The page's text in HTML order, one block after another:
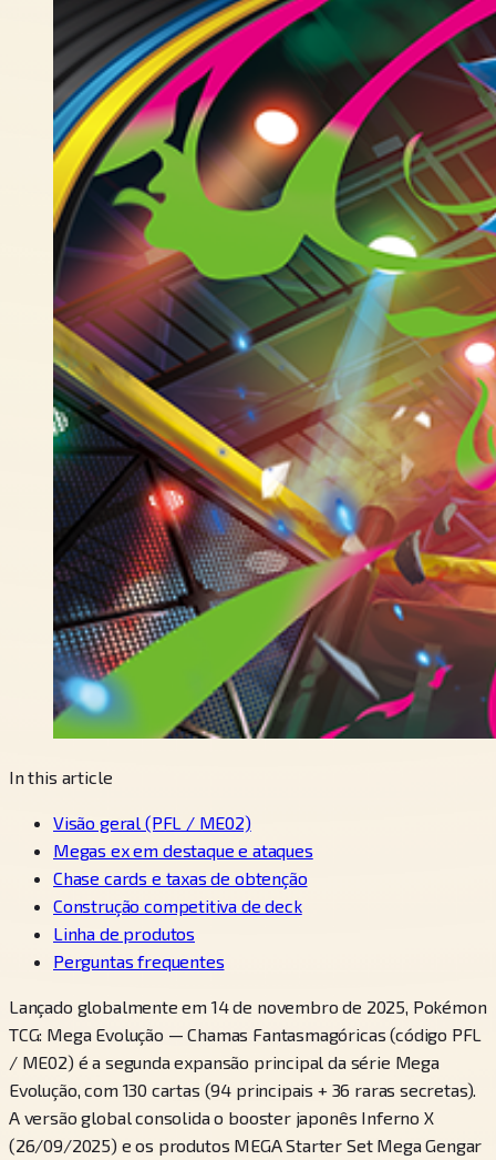
In this article
Visão geral (PFL / ME02)
Megas ex em destaque e ataques
Chase cards e taxas de obtenção
Construção competitiva de deck
Linha de produtos
Perguntas frequentes
Lançado globalmente em 14 de novembro de 2025, Pokémon
TCG: Mega Evolução — Chamas Fantasmagóricas (código PFL
/ ME02) é a segunda expansão principal da série Mega
Evolução, com 130 cartas (94 principais + 36 raras secretas).
A versão global consolida o booster japonês Inferno X
(26/09/2025) e os produtos MEGA Starter Set Mega Gengar